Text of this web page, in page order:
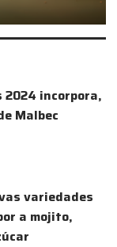
2024 incorpora,
Malbec
variedades
a mojito,